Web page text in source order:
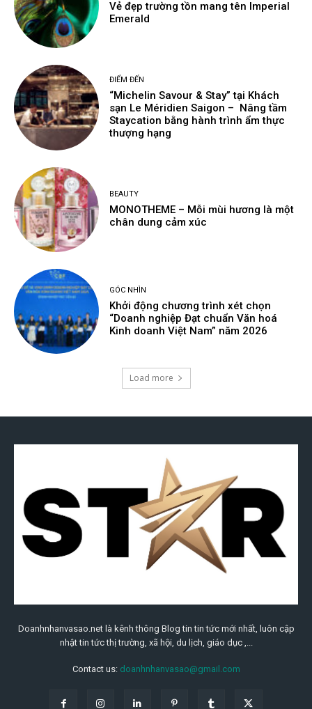
Doanhnhanvasao.net là kênh thông Blog tin tin tức mới nhất, luôn cập
nhật tin tức thị trường, xã hội, du lịch, giáo dục ,...
Contact us: doanhnhanvasao@gmail.com